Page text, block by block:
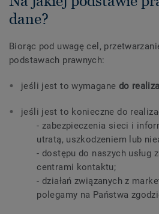
dane?
Biorąc pod uwagę cel,
podstawach prawnych:
jeśli jest to wymagane do
jeśli jest to konieczne do
- zabezpieczenia sieci i
utratą, uszkodzeniem lub
- dostępu do naszych usług
centrami kontaktu;
- działań związanych z
polegamy na Państwa